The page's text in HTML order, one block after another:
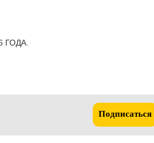
ГОДА.
Подписаться